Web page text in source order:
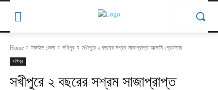
Home টাঙ্গাইল জেলা সখিপুর সখীপুরে ২ বছরের সশ্রম সাজাপ্রাপ্ত আসামি গ্রেফতার
সখিপুর
সখীপুরে ২ বছরের সশ্রম সাজাপ্রাপ্ত